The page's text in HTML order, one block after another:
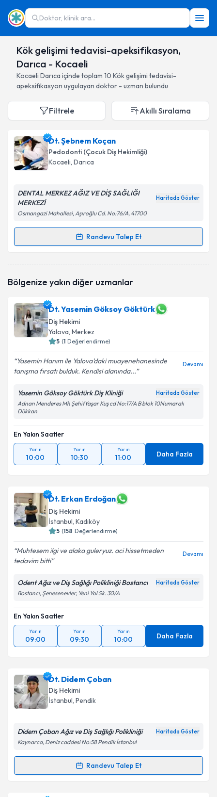
Doktor, klinik ara...
Kök gelişimi tedavisi-apeksifikasyon,
Darıca - Kocaeli
Kocaeli Darıca içinde toplam 10 Kök gelişimi tedavisi-
apeksifikasyon uygulayan doktor - uzman bulundu
Filtrele Akıllı Sıralama
Dt. Şebnem Koçan
Pedodonti (Çocuk Diş Hekimliği)
Kocaeli, Darıca
DENTAL MERKEZ AĞIZ VE DİŞ SAĞLIĞI
MERKEZİ
Haritada Göster
Osmangazi Mahallesi, Aşıroğlu Cd. No:76/A, 41700
Randevu Talep Et
Randevu Takvimi Talebi
oluşturun. Size bu uzmandan randevu almanız için bir
E-posta Adresiniz
Kişisel verilerimin işlenmesine ilişkinAydınlatma
Metni'ni okudum ve kişisel verilerimin belirtilen
Takvim Talebini Gönder
Bölgenize yakın diğer uzmanlar
Dt. Yasemin Göksoy Göktürk
Diş Hekimi
Yalova, Merkez
5 (1 Değerlendirme)
Yasemin Hanım ile Yalova’daki muayenehanesinde
tanışma fırsatı bulduk. Kendisi alanında...
Devamı
Yasemin Göksoy Göktürk Diş Kliniği Haritada Göster
Adnan Menderes Mh ŞehitYaşar Kuş cd No:17/A B blok 10Numaralı
Dükkan
En Yakın Saatler
Yarın
10:00
Yarın
10:30
Yarın
11:00 Daha Fazla
Dt. Erkan Erdoğan
Diş Hekimi
İstanbul, Kadıköy
5 (158 Değerlendirme)
Muhtesem ilgi ve alaka guleryuz. aci hissetmeden
tedavim bitti
Devamı
Odent Ağız ve Diş Sağlığı Polikliniği Bostancı Haritada Göster
Bostancı, Şenesenevler, Yeni Yol Sk. 30/A
En Yakın Saatler
Yarın
09:00
Yarın
09:30
Yarın
10:00 Daha Fazla
Dt. Didem Çoban
Diş Hekimi
İstanbul, Pendik
Didem Çoban Ağız ve Diş Sağlığı Polikliniği Haritada Göster
Kaynarca, Deniz caddesi No:58 Pendik İstanbul
Randevu Talep Et
Randevu Takvimi Talebi